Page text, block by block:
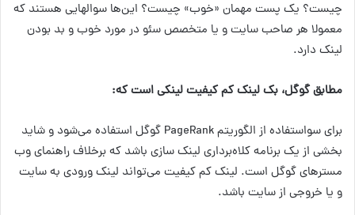
چیست؟ یک پست مهمان «خوب» چیست؟ این‌ها سوالهایی هستند که
معمولا هر صاحب سایت و یا متخصص سئو در مورد خوب و بد بودن
لینک دارد.
مطابق گوگل، بک لینک کم کیفیت لینکی است که:
برای سواستفاده از الگوریتم PageRank گوگل استفاده می‌شود و شاید
بخشی از یک برنامه کلاه‌برداری لینک سازی باشد که برخلاف راهنمای وب
مسترهای گوگل است. لینک کم کیفیت می‌تواند لینک ورودی به سایت
و یا خروجی از سایت باشد.